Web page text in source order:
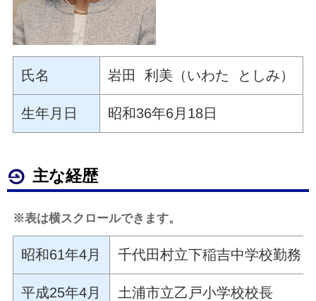
氏名 岩田 利美（いわた としみ）
生年月日 昭和36年6月18日
主な経歴
※表は横スクロールできます。
昭和61年4月 千代田村立下稲吉中学校勤務
平成25年4月 土浦市立乙戸小学校校長